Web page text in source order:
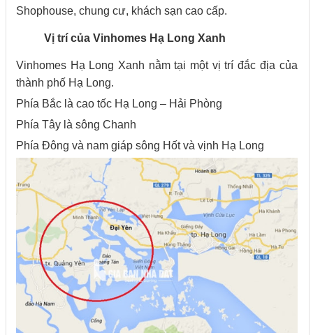
Shophouse, chung cư, khách sạn cao cấp.
Vị trí của Vinhomes Hạ Long Xanh
Vinhomes Hạ Long Xanh nằm tại một vị trí đắc địa của
thành phố Hạ Long.
Phía Bắc là cao tốc Hạ Long – Hải Phòng
Phía Tây là sông Chanh
Phía Đông và nam giáp sông Hốt và vịnh Hạ Long